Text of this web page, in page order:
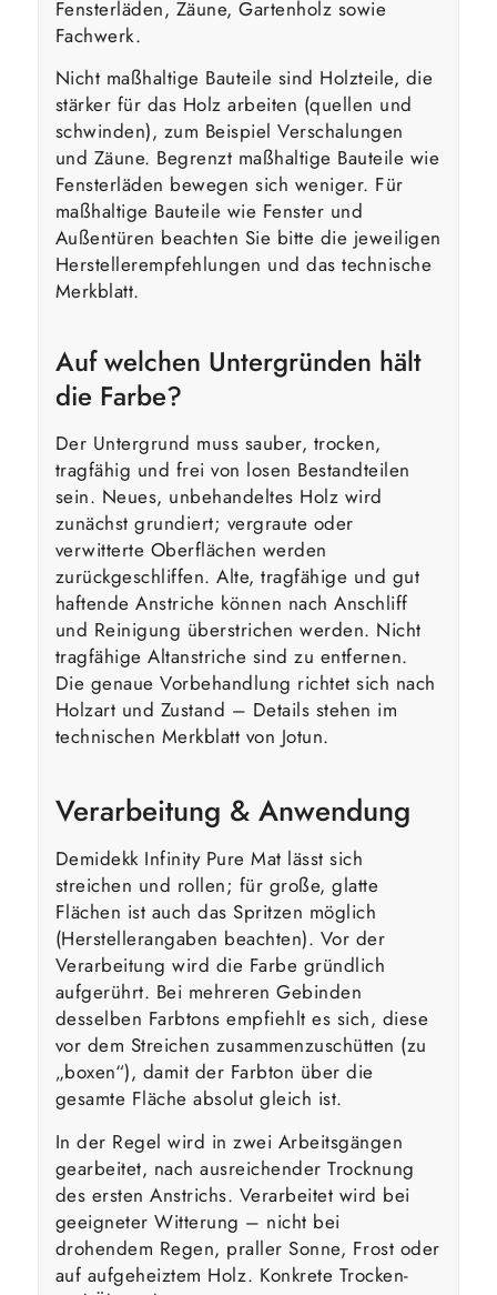
Fensterläden, Zäune, Gartenholz sowie
Fachwerk.
Nicht maßhaltige Bauteile sind Holzteile, die
stärker für das Holz arbeiten (quellen und
schwinden), zum Beispiel Verschalungen
und Zäune. Begrenzt maßhaltige Bauteile wie
Fensterläden bewegen sich weniger. Für
maßhaltige Bauteile wie Fenster und
Außentüren beachten Sie bitte die jeweiligen
Herstellerempfehlungen und das technische
Merkblatt.
Auf welchen Untergründen hält
die Farbe?
Der Untergrund muss sauber, trocken,
tragfähig und frei von losen Bestandteilen
sein. Neues, unbehandeltes Holz wird
zunächst grundiert; vergraute oder
verwitterte Oberflächen werden
zurückgeschliffen. Alte, tragfähige und gut
haftende Anstriche können nach Anschliff
und Reinigung überstrichen werden. Nicht
tragfähige Altanstriche sind zu entfernen.
Die genaue Vorbehandlung richtet sich nach
Holzart und Zustand – Details stehen im
technischen Merkblatt von Jotun.
Verarbeitung & Anwendung
Demidekk Infinity Pure Mat lässt sich
streichen und rollen; für große, glatte
Flächen ist auch das Spritzen möglich
(Herstellerangaben beachten). Vor der
Verarbeitung wird die Farbe gründlich
aufgerührt. Bei mehreren Gebinden
desselben Farbtons empfiehlt es sich, diese
vor dem Streichen zusammenzuschütten (zu
„boxen“), damit der Farbton über die
gesamte Fläche absolut gleich ist.
In der Regel wird in zwei Arbeitsgängen
gearbeitet, nach ausreichender Trocknung
des ersten Anstrichs. Verarbeitet wird bei
geeigneter Witterung – nicht bei
drohendem Regen, praller Sonne, Frost oder
auf aufgeheiztem Holz. Konkrete Trocken-